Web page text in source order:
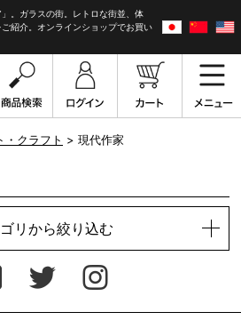
。ガラスの街。レトロな街並、体
紹介。オンラインショップでお買い
・クラフト > 現代作家
リから絞り込む